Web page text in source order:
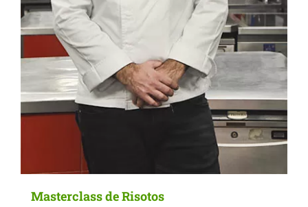
Masterclass de Risotos